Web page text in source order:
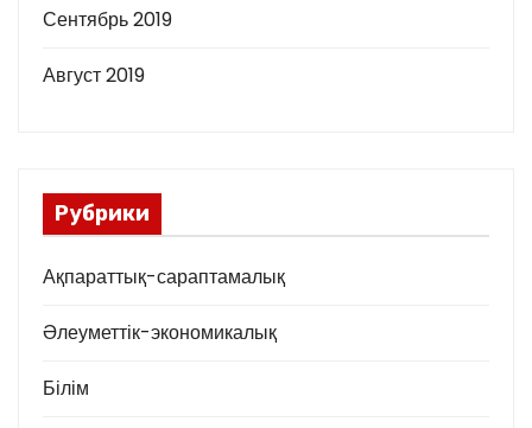
Сентябрь 2019
Август 2019
Рубрики
Ақпараттық-сараптамалық
Әлеуметтік-экономикалық
Білім